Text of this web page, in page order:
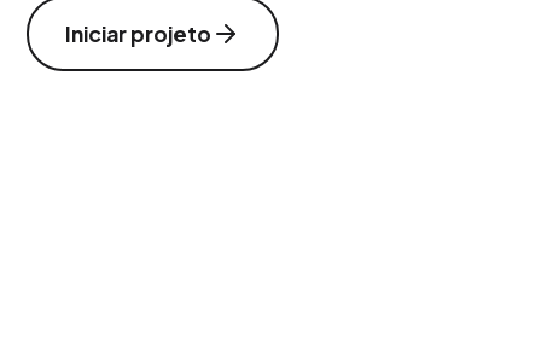
Iniciar projeto